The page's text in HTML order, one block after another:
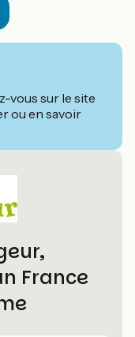
vous sur le site
ou en savoir
France